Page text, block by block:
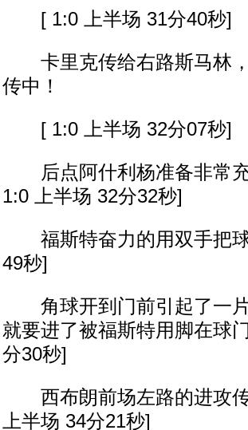
[ 1:0 上半场 31分40秒]
卡里克传给右路斯马林，
传中！
[ 1:0 上半场 32分07秒]
后点阿什利杨准备非常充
1:0 上半场 32分32秒]
福斯特奋力的用双手把球
49秒]
角球开到门前引起了一片
就要进了被福斯特用脚在球
分30秒]
西布朗前场左路的进攻传
上半场 34分21秒]